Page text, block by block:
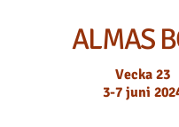
ALMAS
Vecka 23
3-7 juni